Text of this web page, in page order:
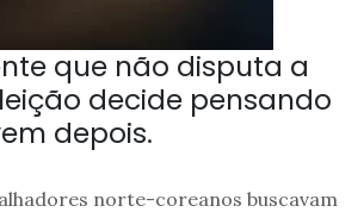
que não disputa a
decide pensando
depois.
norte-coreanos buscavam